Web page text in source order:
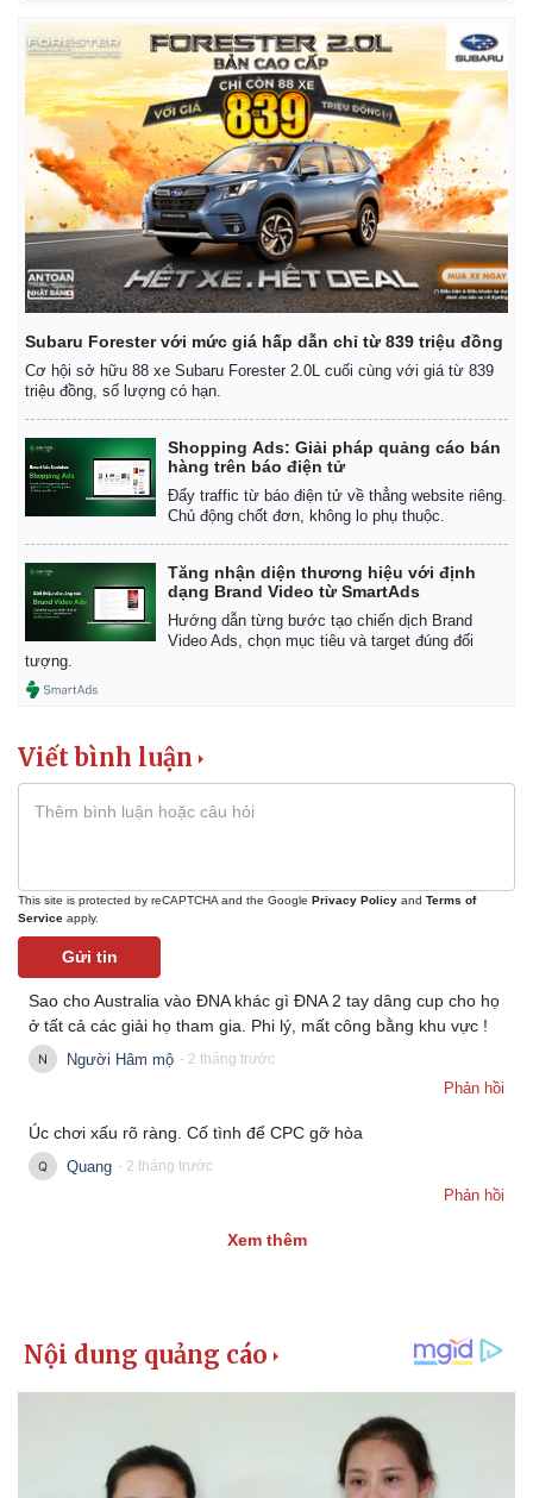
Khởi nghiệp
Tiêu dùng
Subaru Forester với mức giá hấp dẫn chỉ từ 839 triệu đồng
Cơ hội sở hữu 88 xe Subaru Forester 2.0L cuối cùng với giá từ 839
triệu đồng, số lượng có hạn.
Shopping Ads: Giải pháp quảng cáo bán
hàng trên báo điện tử
Đẩy traffic từ báo điện tử về thẳng website riêng.
Chủ động chốt đơn, không lo phụ thuộc.
Tăng nhận diện thương hiệu với định
dạng Brand Video từ SmartAds
Hướng dẫn từng bước tạo chiến dịch Brand
Video Ads, chọn mục tiêu và target đúng đối
tượng.
Viết bình luận
This site is protected by reCAPTCHA and the Google Privacy Policy and Terms of
Service apply.
Gửi tin
Sao cho Australia vào ĐNA khác gì ĐNA 2 tay dâng cup cho họ
ở tất cả các giải họ tham gia. Phi lý, mất công bằng khu vực !
Người Hâm mộ - 2 tháng trước
Phản hồi
Úc chơi xấu rõ ràng. Cố tình để CPC gỡ hòa
Quang - 2 tháng trước
Phản hồi
Xem thêm